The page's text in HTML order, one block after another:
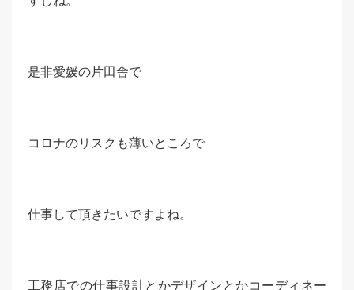
是非愛媛の片田舎で
コロナのリスクも薄いところで
仕事して頂きたいですよね。
工務店での仕事設計とかデザインとかコーディネー